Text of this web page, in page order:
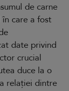
de carne
care a fost
date privind
crucial
duce la o
relației dintre